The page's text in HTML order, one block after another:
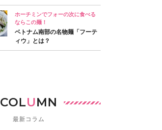
ホーチミンでフォーの次に食べる
ならこの麺！
ベトナム南部の名物麺「フーテ
ィウ」とは？
COLUMN
最新コラム